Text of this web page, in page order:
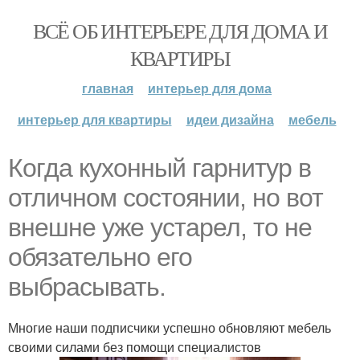
ВСЁ ОБ ИНТЕРЬЕРЕ ДЛЯ ДОМА И
КВАРТИРЫ
главная
интерьер для дома
интерьер для квартиры
идеи дизайна мебель
Когда кухонный гарнитур в
отличном состоянии, но вот
внешне уже устарел, то не
обязательно его
выбрасывать.
Многие наши подписчики успешно обновляют мебель
своими силами без помощи специалистов